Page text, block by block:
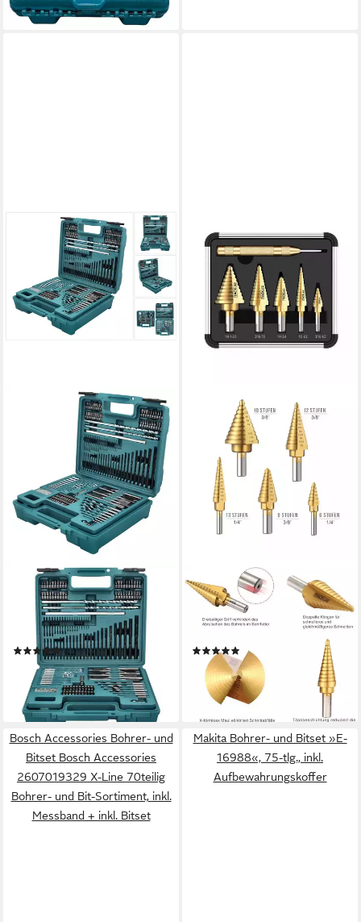
lieferbar - in 2-3 Werktagen bei dir
MAKITA
Bit-Set Bit Bohrer Set 212
teilig (E-06270) Bits / Bohrer
/ Steckschlüssel
(8)
ab 76,99 €
lieferbar - in 3-4 Werktagen bei dir
TACKLIFE
Bohrersatz Schritt Bohrer Set
mit & automatische Center
(4)
12,85 € UVP25,99 €
-51%
lieferbar - in 4-5 Werktagen bei dir
Bosch Accessories Bohrer- und
Bitset Bosch Accessories
2607019329 X-Line 70teilig
Bohrer- und Bit-Sortiment, inkl.
Messband + inkl. Bitset
Makita Bohrer- und Bitset »E-
16988«, 75-tlg., inkl.
Aufbewahrungskoffer